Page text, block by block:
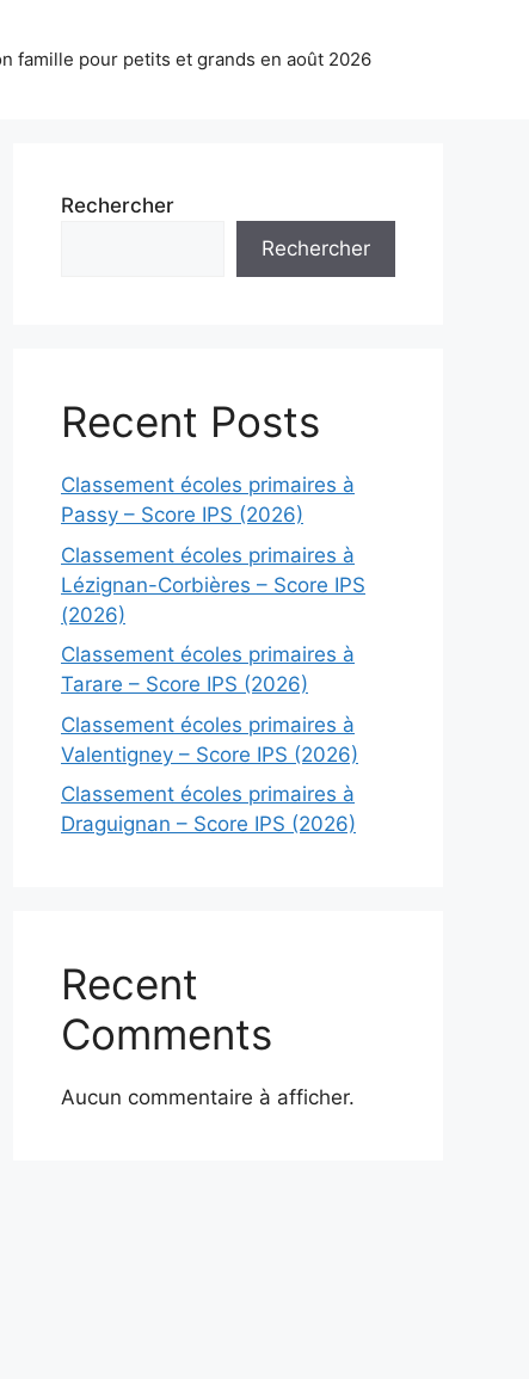
famille pour petits et grands en août 2026
Rechercher
Rechercher
Recent Posts
Classement écoles primaires à
Passy – Score IPS (2026)
Classement écoles primaires à
Lézignan-Corbières – Score IPS
(2026)
Classement écoles primaires à
Tarare – Score IPS (2026)
Classement écoles primaires à
Valentigney – Score IPS (2026)
Classement écoles primaires à
Draguignan – Score IPS (2026)
Recent
Comments
Aucun commentaire à afficher.